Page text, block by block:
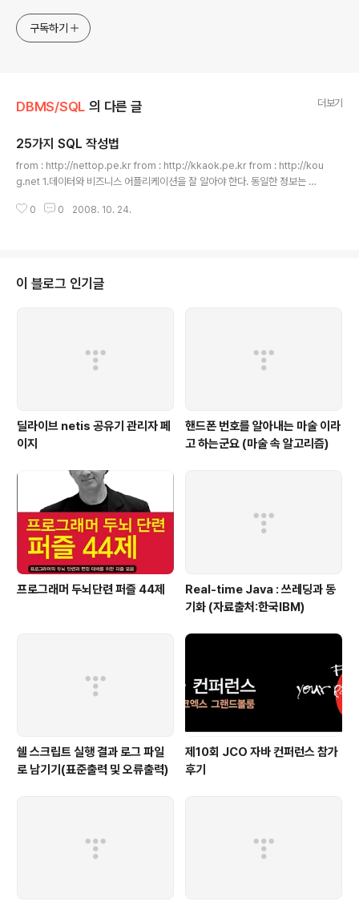
구독하기
DBMS/SQL 의 다른 글 더보기
25가지 SQL 작성법
from : http://nettop.pe.kr from : http://kkaok.pe.kr from : http://kou
g.net 1.데이터와 비즈니스 어플리케이션을 잘 알아야 한다. 동일한 정보는 다
다. 당신은 당신의 데이터베이스 안의 데이터의 크기와 분포를 반 드시 알아야
은 CASE TOOLS은 다른 비즈니스와 데이터베이스 객체사이의 관계를 문서
화 하는데 좋은 역할을 한다. 2.실제..
0 0 2008. 10. 24.
이 블로그 인기글
딜라이브 netis 공유기 관리자 페
이지
핸드폰 번호를 알아내는 마술 이라
고 하는군요 (마술 속 알고리즘)
프로그래머 두뇌단련 퍼즐 44제
Real-time Java : 쓰레딩과 동
기화 (자료출처:한국IBM)
쉘 스크립트 실행 결과 로그 파일
로 남기기(표준출력 및 오류출력)
제10회 JCO 자바 컨퍼런스 참가
후기